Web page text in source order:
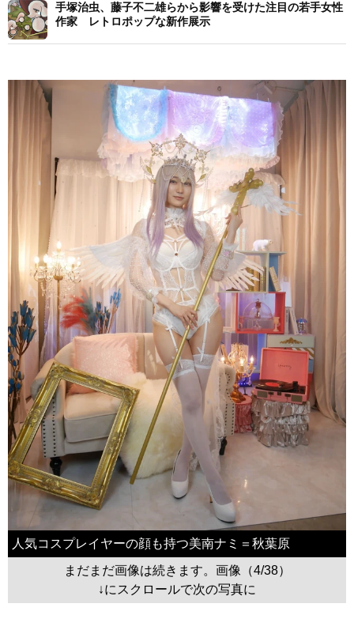
手塚治虫、藤子不二雄らから影響を受けた注目の若手女性
作家 レトロポップな新作展示
人気コスプレイヤーの顔も持つ美南ナミ＝秋葉原
まだまだ画像は続きます。画像（4/38）
↓にスクロールで次の写真に